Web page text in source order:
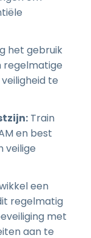
het gebruik
regelmatige
te
Train
en best
veilige
een
regelmatig
met
aan te